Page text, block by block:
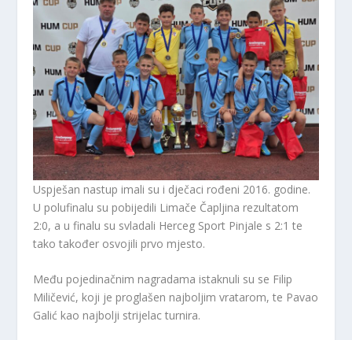
Uspješan nastup imali su i dječaci rođeni 2016. godine.
U polufinalu su pobijedili Limače Čapljina rezultatom
2:0, a u finalu su svladali Herceg Sport Pinjale s 2:1 te
tako također osvojili prvo mjesto.
Među pojedinačnim nagradama istaknuli su se Filip
Miličević, koji je proglašen najboljim vratarom, te Pavao
Galić kao najbolji strijelac turnira.